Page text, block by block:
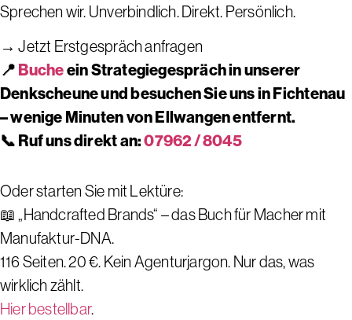
Sprechen wir. Unverbindlich. Direkt. Persönlich.
→ Jetzt Erstgespräch anfragen
📍 Bucheein Strategiegespräch in unserer
Denkscheune und besuchen Sie uns in Fichtenau
– wenige Minuten von Ellwangen entfernt.
📞 Ruf uns direkt an:07962 / 8045
Oder starten Sie mit Lektüre:
📖 „Handcrafted Brands“ – das Buch für Macher mit
Manufaktur-DNA.
116 Seiten. 20 €. Kein Agenturjargon. Nur das, was
wirklich zählt.
Hier bestellbar.